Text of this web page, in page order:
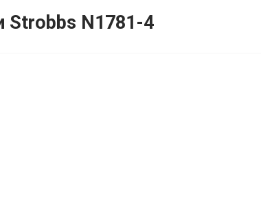
Strobbs N1781-4